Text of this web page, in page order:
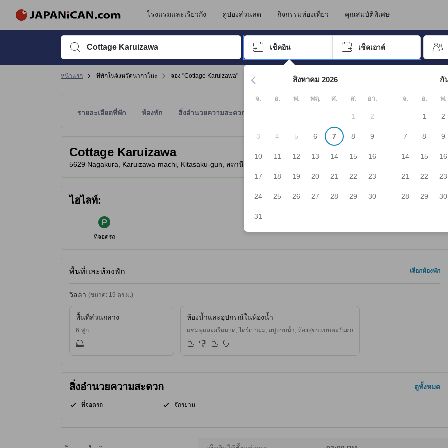
โรงแรมและเรียวกัง คูปองส่วนลด กิจกรรมท่องเที่ยว คุณสมบัติพิเศษ
พิมพ์ชื่อที่พักหรือคำที่ต้องการค้นหา จากนั้นใช้ปุ่มลูกศรหรือปุ่ม Tab เพื่อเลื่อนหาคำที่ต้องการ แล้วกดปุ่ม Enter เพื่อเลือก
เช็คอิน เช็คเอาต์
กด Enter เพื่อเลือกวันที่ ใช้ปุ่มลูกศรเพื่อเลือกวันเช็คอินและเช็คเอ
สิงหาคม 2026
จ. อ. พ. พฤ. ศ. ส. อา.
1 2
3 4 5 6 7 8 9
10 11 12 13 14 15 16
17 18 19 20 21 22 23
24 25 26 27 28 29 30
31
กั
จ. อ. พ.
1 2
7 8 9
14 15 16
21 22 23
28 29 30
หน้าแรก ที่พักในจังหวัดนากาโนะ จอง "Cottage Karuizawa"
รายละเอียดที่พัก ห้องพัก สิ่งอำนวยความสะดวก นโยบายที่พัก
Cottage Karuizawa
ระดับดาวของที่พักเป็นข้อมูลที่พิจารณาจากสิ่งอำนวยความสะดวก คะแนนรีวิว และขนาดห้องของที่พัก เป็นต้น
5629 Nagakura, Karuizawa-machi, Kitasaku-gun, สถานีชินาโนะ-โออิวาเกะ, คารุอิซาว่า, ญี่ปุ่น, 389-0111
ไฮไลท์:
ที่จอดรถ
พื้นที่และห้องพัก เลือกห้องพัก
วิลลา (ขนาด: 19 ตร.ม.)
พื้นที่ส่วนกลาง
6 ฟูก
ห้องน้ำและอุปกรณ์ในห้องน้ำ
แชมพูและครีมนวด, ไดร์เป่าผม, สบู่อาบน้ำ, ห้องสุขาแบบตะวันตก
สิ่งอำนวยความสะดวก ดูทั้งหมด
ที่จอดรถ จักรยาน